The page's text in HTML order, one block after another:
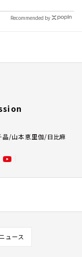
Recommended by
/山本恵里伽/日比麻
ュース